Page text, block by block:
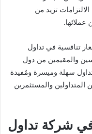
تزيد من
عملائها.
تنافسية في تداول
والمقيمين من دول
سهلة وميسرة ومُفيدة
المتداولين والمستثمرين
شركة تداول